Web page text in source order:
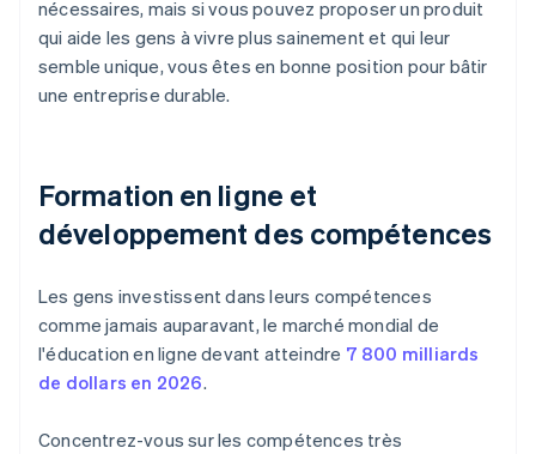
nécessaires, mais si vous pouvez proposer un produit
qui aide les gens à vivre plus sainement et qui leur
semble unique, vous êtes en bonne position pour bâtir
une entreprise durable.
Formation en ligne et
développement des compétences
Les gens investissent dans leurs compétences
comme jamais auparavant, le marché mondial de
l'éducation en ligne devant atteindre 7 800 milliards
de dollars en 2026.
Concentrez-vous sur les compétences très